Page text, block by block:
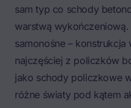
sam typ co schody
warstwą
samonośne – konstrukcja
najczęściej z policzków
jako schody policzkowe
różne światy pod kątem